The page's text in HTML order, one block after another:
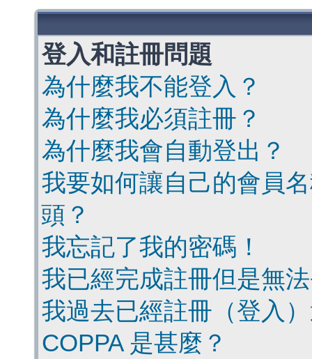
登入和註冊問題
為什麼我不能登入？
為什麼我必須註冊？
為什麼我會自動登出？
我要如何讓自己的會員
頭？
我忘記了我的密碼！
我已經完成註冊但是無
我過去已經註冊（登入
COPPA 是甚麼？